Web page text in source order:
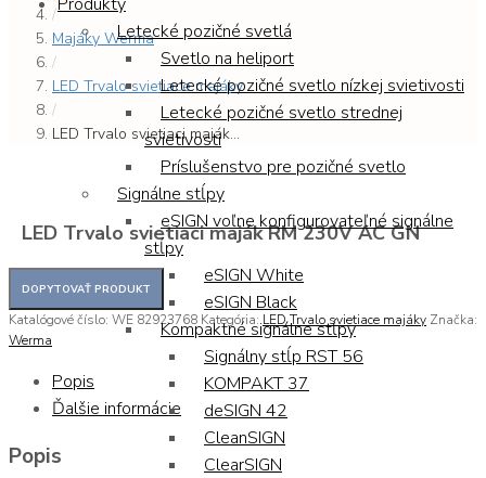
Letecké pozičné svetlá
Svetlo na heliport
Letecké pozičné svetlo nízkej svietivosti
Letecké pozičné svetlo strednej
svietivosti
Príslušenstvo pre pozičné svetlo
Signálne stĺpy
eSIGN voľne konfigurovateľné signálne
stĺpy
eSIGN White
eSIGN Black
Kompaktné signálne stĺpy
Signálny stĺp RST 56
KOMPAKT 37
deSIGN 42
CleanSIGN
ClearSIGN
/
Majáky Werma
/
LED Trvalo svietiace majáky
/
LED Trvalo svietiaci maják...
LED Trvalo svietiaci maják RM 230V AC GN
Katalógové číslo: WE 82923768 Kategória:LED Trvalo svietiace majáky Značka:
Werma
Popis
Ďalšie informácie
Popis